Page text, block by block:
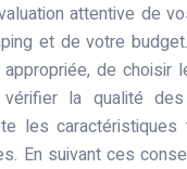
attentive de
et de votre
de choisir
la qualité
les
En suivant ces